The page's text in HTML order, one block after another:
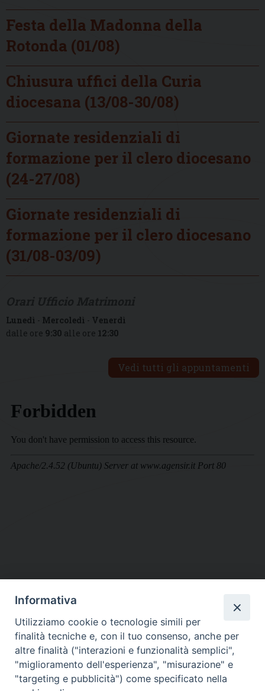
Festa della Madonna della
Rotonda (01/08)
Chiusura uffici della Curia
diocesana (13/08-30/08)
Giornate residenziali di
formazione per il clero diocesano
(24-27/08)
Giornate residenziali di
formazione per il clero diocesano
(31/08-03/09)
Lunedì - Mercoledì - Venerdì
dalle ore 9:30 alle ore 12:30
Vedi tutti gli appuntamenti
DIOCESI SUBURBICARIA DI ALBANO
Contatti:Tel.: 06.93268401 - Fax.: 06.9323844
E-mail:curia@diocesidialbano.it
Orari: dal Lunedì al Venerdì Ore: 9:00 - 13:00
Informativa
Utilizziamo cookie o tecnologie simili per
finalità tecniche e, con il tuo consenso, anche per
altre finalità ("interazioni e funzionalità semplici",
"miglioramento dell'esperienza", "misurazione" e
"targeting e pubblicità") come specificato nella